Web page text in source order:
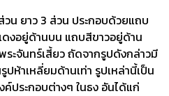
วน ยาว 3 ส่วน ประกอบด้วยแถบ
งอยู่ด้านบน แถบสีขาวอยู่ด้าน
ะจันทร์เสี้ยว ถัดจากรูปดังกล่าวมี
ปห้าเหลี่ยมด้านเท่า รูปเหล่านี้เป็น
ประกอบต่างๆ ในธง อันได้แก่